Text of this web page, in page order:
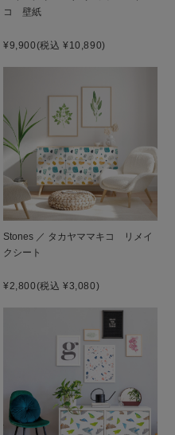
コ 壁紙
¥9,900(税込 ¥10,890)
Stones ／ タカヤママキコ リメイ
クシート
¥2,800(税込 ¥3,080)